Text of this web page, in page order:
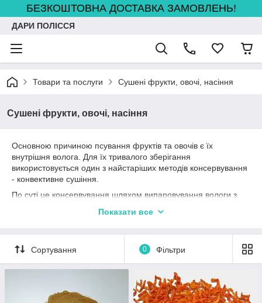
БЕЗКОШТОВНА ДОСТАВКА ЗАМОВЛЕНЬ!
ДАРИ ПОЛІССЯ
Товари та послуги Сушені фрукти, овочі, насіння
Сушені фрукти, овочі, насіння
Основною причиною псування фруктів та овочів є їх
внутрішня волога. Для їх тривалого зберігання
використовується один з найстаріших методів консервування
- конвективне сушіння.
По суті це консервування шляхом випаровування вологи з
сухих речовин, в тому числі консервантів збільшується. В
необхідним.
Ми здійснюємо сушку фруктів і овочів конвективним способом
Приймаємо замовлення на виготовлення сушених овощей та
Показати все
Сортування 0 Фільтри